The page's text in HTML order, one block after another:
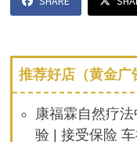
推荐好店（黄金广
康福霖自然疗
验 | 接受保险